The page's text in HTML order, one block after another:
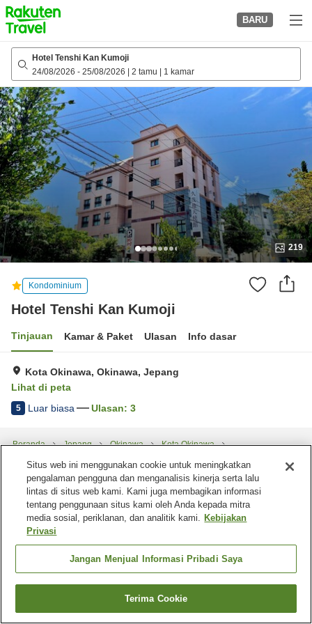
to
top
page
BARU
Hotel Tenshi Kan Kumoji
24/08/2026 - 25/08/2026 2 tamu 1 kamar
219
Kondominium
Hotel Tenshi Kan Kumoji
Tinjauan Kamar & Paket Ulasan Info dasar
Kota Okinawa, Okinawa, Jepang
Lihat di peta
5 Luar biasa Ulasan: 3
Beranda Jepang Okinawa
Kota Okinawa
Cari kamar
Situs web ini menggunakan cookie untuk meningkatkan
pengalaman pengguna dan menganalisis kinerja serta lalu
lintas di situs web kami. Kami juga membagikan informasi
tentang penggunaan situs kami oleh Anda kepada mitra
media sosial, periklanan, dan analitik kami. Kebijakan
Privasi
Jangan Menjual Informasi Pribadi Saya
Terima Cookie